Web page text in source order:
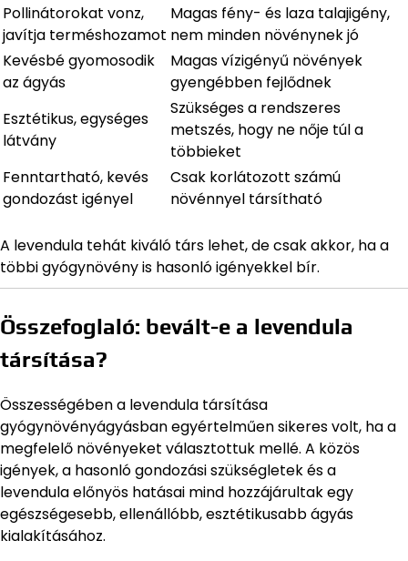
Pollinátorokat vonz,
javítja terméshozamot
Magas fény- és laza talajigény,
nem minden növénynek jó
Kevésbé gyomosodik
az ágyás
Magas vízigényű növények
gyengébben fejlődnek
Esztétikus, egységes
látvány
Szükséges a rendszeres
metszés, hogy ne nője túl a
többieket
Fenntartható, kevés
gondozást igényel
Csak korlátozott számú
növénnyel társítható
A levendula tehát kiváló társ lehet, de csak akkor, ha a
többi gyógynövény is hasonló igényekkel bír.
Összefoglaló: bevált-e a levendula
társítása?
Összességében a levendula társítása
gyógynövényágyásban egyértelműen sikeres volt, ha a
megfelelő növényeket választottuk mellé. A közös
igények, a hasonló gondozási szükségletek és a
levendula előnyös hatásai mind hozzájárultak egy
egészségesebb, ellenállóbb, esztétikusabb ágyás
kialakításához.